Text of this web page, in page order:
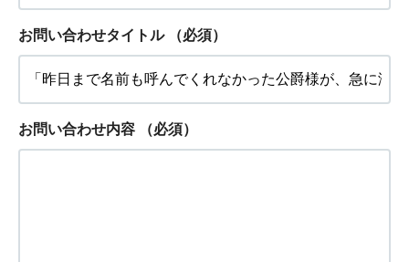
お問い合わせタイトル （必須）
お問い合わせ内容 （必須）